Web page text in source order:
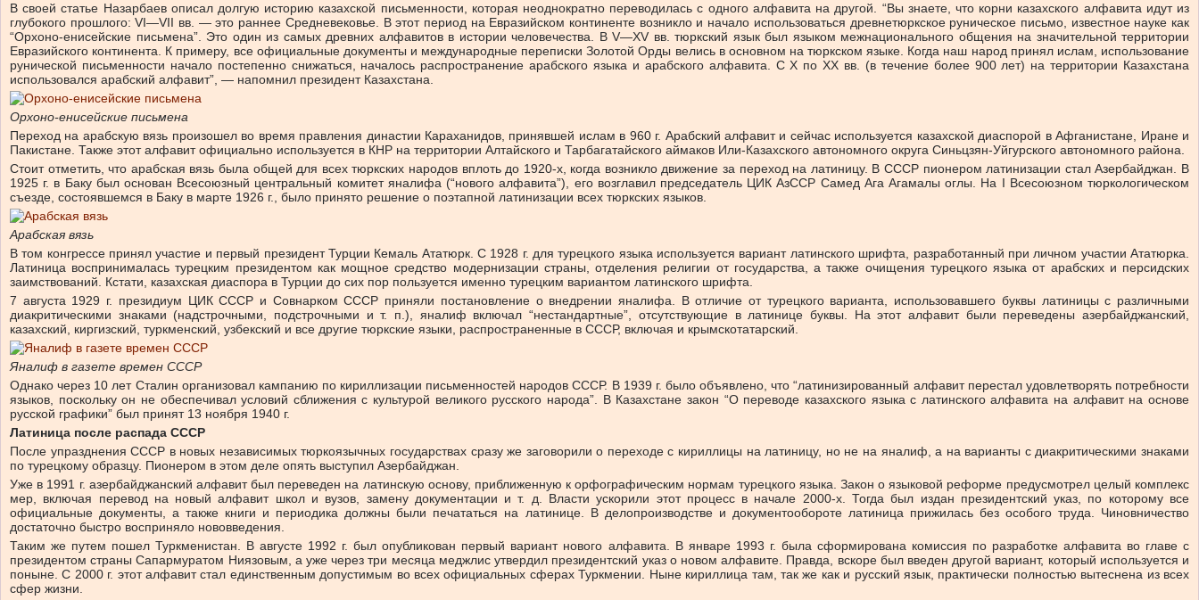
В своей статье Назарбаев описал долгую историю казахской письменности, которая неоднократно переводилась с одного алфавита на другой. “Вы знаете, что корни казахского алфавита идут из
глубокого прошлого: VI—VII вв. — это раннее Средневековье. В этот период на Евразийском континенте возникло и начало использоваться древнетюркское руническое письмо, известное науке как
“Орхоно-енисейские письмена”. Это один из самых древних алфавитов в истории человечества. В V—XV вв. тюркский язык был языком межнационального общения на значительной территории
Евразийского континента. К примеру, все официальные документы и международные переписки Золотой Орды велись в основном на тюркском языке. Когда наш народ принял ислам, использование
рунической письменности начало постепенно снижаться, началось распространение арабского языка и арабского алфавита. С Х по ХХ вв. (в течение более 900 лет) на территории Казахстана
использовался арабский алфавит”, — напомнил президент Казахстана.
Орхоно-енисейские письмена
Переход на арабскую вязь произошел во время правления династии Караханидов, принявшей ислам в 960 г. Арабский алфавит и сейчас используется казахской диаспорой в Афганистане, Иране и
Пакистане. Также этот алфавит официально используется в КНР на территории Алтайского и Тарбагатайского аймаков Или-Казахского автономного округа Синьцзян-Уйгурского автономного района.
Стоит отметить, что арабская вязь была общей для всех тюркских народов вплоть до 1920-х, когда возникло движение за переход на латиницу. В СССР пионером латинизации стал Азербайджан. В
1925 г. в Баку был основан Всесоюзный центральный комитет яналифа (“нового алфавита”), его возглавил председатель ЦИК АзССР Самед Ага Агамалы оглы. На I Всесоюзном тюркологическом
съезде, состоявшемся в Баку в марте 1926 г., было принято решение о поэтапной латинизации всех тюркских языков.
Арабская вязь
В том конгрессе принял участие и первый президент Турции Кемаль Ататюрк. С 1928 г. для турецкого языка используется вариант латинского шрифта, разработанный при личном участии Ататюрка.
Латиница воспринималась турецким президентом как мощное средство модернизации страны, отделения религии от государства, а также очищения турецкого языка от арабских и персидских
заимствований. Кстати, казахская диаспора в Турции до сих пор пользуется именно турецким вариантом латинского шрифта.
7 августа 1929 г. президиум ЦИК СССР и Совнарком СССР приняли постановление о внедрении яналифа. В отличие от турецкого варианта, использовавшего буквы латиницы с различными
диакритическими знаками (надстрочными, подстрочными и т. п.), яналиф включал “нестандартные”, отсутствующие в латинице буквы. На этот алфавит были переведены азербайджанский,
казахский, киргизский, туркменский, узбекский и все другие тюркские языки, распространенные в СССР, включая и крымскотатарский.
Яналиф в газете времен СССР
Однако через 10 лет Сталин организовал кампанию по кириллизации письменностей народов СССР. В 1939 г. было объявлено, что “латинизированный алфавит перестал удовлетворять потребности
языков, поскольку он не обеспечивал условий сближения с культурой великого русского народа”. В Казахстане закон “О переводе казахского языка с латинского алфавита на алфавит на основе
русской графики” был принят 13 ноября 1940 г.
Латиница после распада СССР
После упразднения СССР в новых независимых тюркоязычных государствах сразу же заговорили о переходе с кириллицы на латиницу, но не на яналиф, а на варианты с диакритическими знаками
по турецкому образцу. Пионером в этом деле опять выступил Азербайджан.
Уже в 1991 г. азербайджанский алфавит был переведен на латинскую основу, приближенную к орфографическим нормам турецкого языка. Закон о языковой реформе предусмотрел целый комплекс
мер, включая перевод на новый алфавит школ и вузов, замену документации и т. д. Власти ускорили этот процесс в начале 2000-х. Тогда был издан президентский указ, по которому все
официальные документы, а также книги и периодика должны были печататься на латинице. В делопроизводстве и документообороте латиница прижилась без особого труда. Чиновничество
достаточно быстро восприняло нововведения.
Таким же путем пошел Туркменистан. В августе 1992 г. был опубликован первый вариант нового алфавита. В январе 1993 г. была сформирована комиссия по разработке алфавита во главе с
президентом страны Сапармуратом Ниязовым, а уже через три месяца меджлис утвердил президентский указ о новом алфавите. Правда, вскоре был введен другой вариант, который используется и
поныне. С 2000 г. этот алфавит стал единственным допустимым во всех официальных сферах Туркмении. Ныне кириллица там, так же как и русский язык, практически полностью вытеснена из всех
сфер жизни.